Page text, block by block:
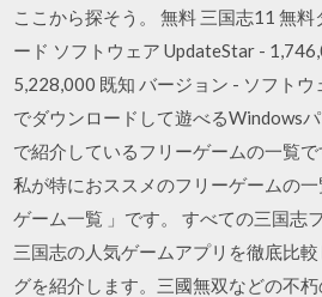
ここから探そう。 無料 三国志11 無料
ード ソフトウェア UpdateStar -
5,228,000 既知 バージョン - ソフト
でダウンロードして遊べるWindows
で紹介しているフリーゲームの一覧で
私が特におススメのフリーゲームの
ゲーム一覧 」です。 すべての三国志
三国志の人気ゲームアプリを徹底比
グを紹介します。三國無双などの不